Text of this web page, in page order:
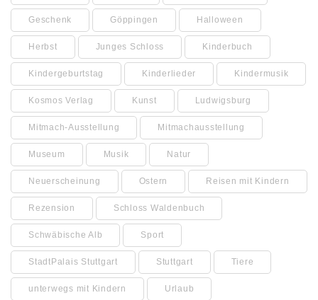
Geschenk Göppingen Halloween
Herbst Junges Schloss Kinderbuch
Kindergeburtstag Kinderlieder Kindermusik
Kosmos Verlag Kunst Ludwigsburg
Mitmach-Ausstellung Mitmachausstellung
Museum Musik Natur
Neuerscheinung Ostern Reisen mit Kindern
Rezension Schloss Waldenbuch
Schwäbische Alb Sport
StadtPalais Stuttgart Stuttgart Tiere
unterwegs mit Kindern Urlaub